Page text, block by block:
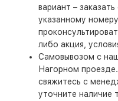
вариант –
указанному
либо акция,
Самовывозом с
Нагорном
свяжитесь с
уточните наличие